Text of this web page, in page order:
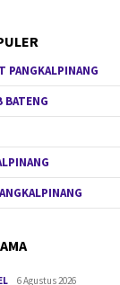
PANGKALPINANG
BATENG
6 Agustus 2026